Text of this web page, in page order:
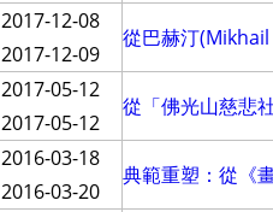
2017-12-08
2017-12-09
從巴赫汀
2017-05-12
2017-05-12
從「佛光山慈悲
2016-03-18
2016-03-20
典範重塑：從《